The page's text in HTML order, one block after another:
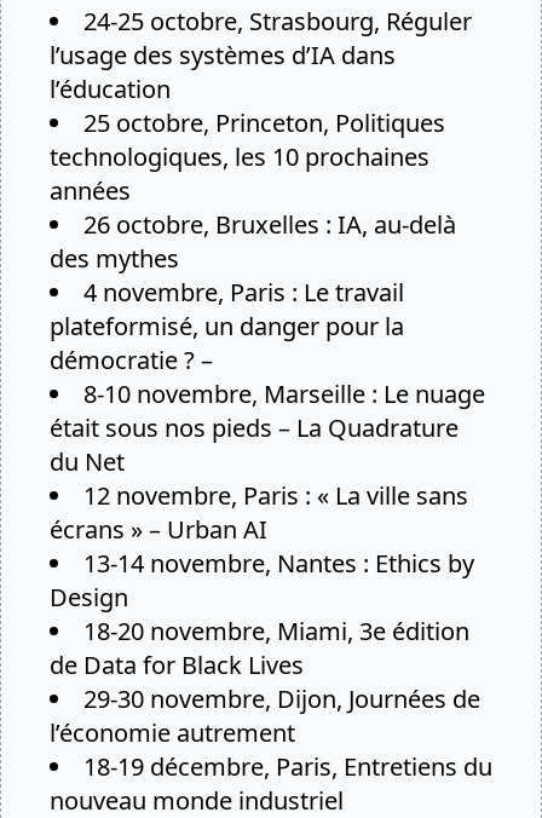
24-25 octobre, Strasbourg, Réguler
l’usage des systèmes d’IA dans
l’éducation
25 octobre, Princeton, Politiques
technologiques, les 10 prochaines
années
26 octobre, Bruxelles : IA, au-delà
des mythes
4 novembre, Paris : Le travail
plateformisé, un danger pour la
démocratie ?–
8-10 novembre, Marseille : Le nuage
était sous nos pieds – La Quadrature
du Net
12 novembre, Paris : « La ville sans
écrans »– Urban AI
13-14 novembre, Nantes : Ethics by
Design
18-20 novembre, Miami, 3e édition
de Data for Black Lives
29-30 novembre, Dijon, Journées de
l’économie autrement
18-19 décembre, Paris, Entretiens du
nouveau monde industriel